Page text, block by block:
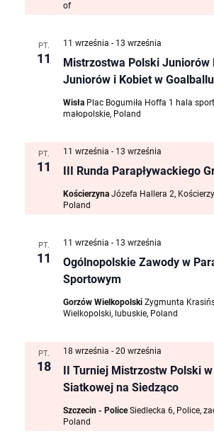
of
PT.
11
Mistrzostwa Polski Juniorów
Juniorów i Kobiet w Goalballu
11 września - 13 września
Wisła Plac Bogumiła Hoffa 1 hala
małopolskie, Poland
PT.
11 III Runda Parapływackiego
11 września - 13 września
Kościerzyna Józefa Hallera 2,
Poland
PT.
11
Ogólnopolskie Zawody w
Sportowym
11 września - 13 września
Gorzów Wielkopolski Zygmunta
Wielkopolski, lubuskie, Poland
PT.
18
II Turniej Mistrzostw Polski w
Siatkowej na Siedząco
18 września - 20 września
Szczecin - PoliceSiedlecka 6, Police,
Poland